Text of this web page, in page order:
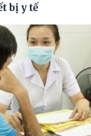
bị y tế